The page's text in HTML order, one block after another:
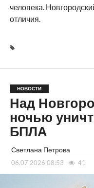
человека.
отличия.
НОВОСТИ
Над
ночью
БПЛА
Светлана Петрова
06.07.2026 08:53 41